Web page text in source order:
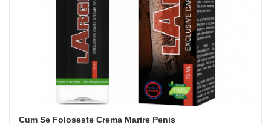
Cum Se Foloseste Crema Marire Penis